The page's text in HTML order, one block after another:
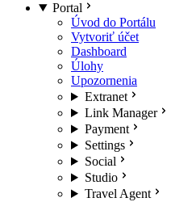
Portal
Úvod do Portálu
Vytvoriť účet
Dashboard
Úlohy
Upozornenia
Extranet
Link Manager
Payment
Settings
Social
Studio
Travel Agent